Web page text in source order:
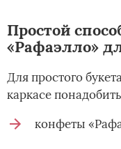
Простой
«Рафаэлло»
Для простого
каркасе
конфеты